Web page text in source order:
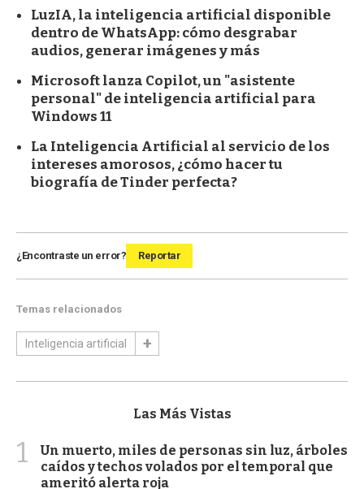
LuzIA, la inteligencia artificial disponible
dentro de WhatsApp: cómo desgrabar
audios, generar imágenes y más
Microsoft lanza Copilot, un "asistente
personal" de inteligencia artificial para
Windows 11
La Inteligencia Artificial al servicio de los
intereses amorosos, ¿cómo hacer tu
biografía de Tinder perfecta?
¿Encontraste un error? Reportar
Temas relacionados
Inteligencia artificial
Las Más Vistas
1
Un muerto, miles de personas sin luz, árboles
caídos y techos volados por el temporal que
ameritó alerta roja